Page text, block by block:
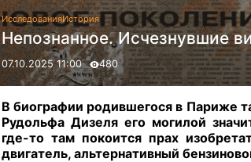
ИсследованияИстория
Непознанное. Исчезнувшие
07.10.2025 11:00 480
В биографии родившегося в Париже
Рудольфа Дизеля его могилой
где-то там покоится прах
двигатель, альтернативный